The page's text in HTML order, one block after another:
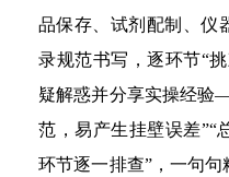
品保存、试剂配制、仪
录规范书写，逐环节“
疑解惑并分享实操经验
范，易产生挂壁误差”“
环节逐一排查”，一句